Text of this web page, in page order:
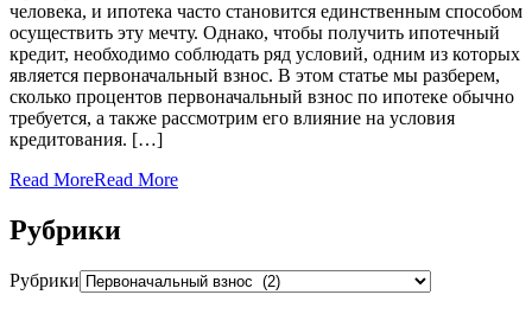
человека, и ипотека часто становится единственным способом
осуществить эту мечту. Однако, чтобы получить ипотечный
кредит, необходимо соблюдать ряд условий, одним из которых
является первоначальный взнос. В этом статье мы разберем,
сколько процентов первоначальный взнос по ипотеке обычно
требуется, а также рассмотрим его влияние на условия
кредитования. […]
Read MoreRead More
Рубрики
Рубрики